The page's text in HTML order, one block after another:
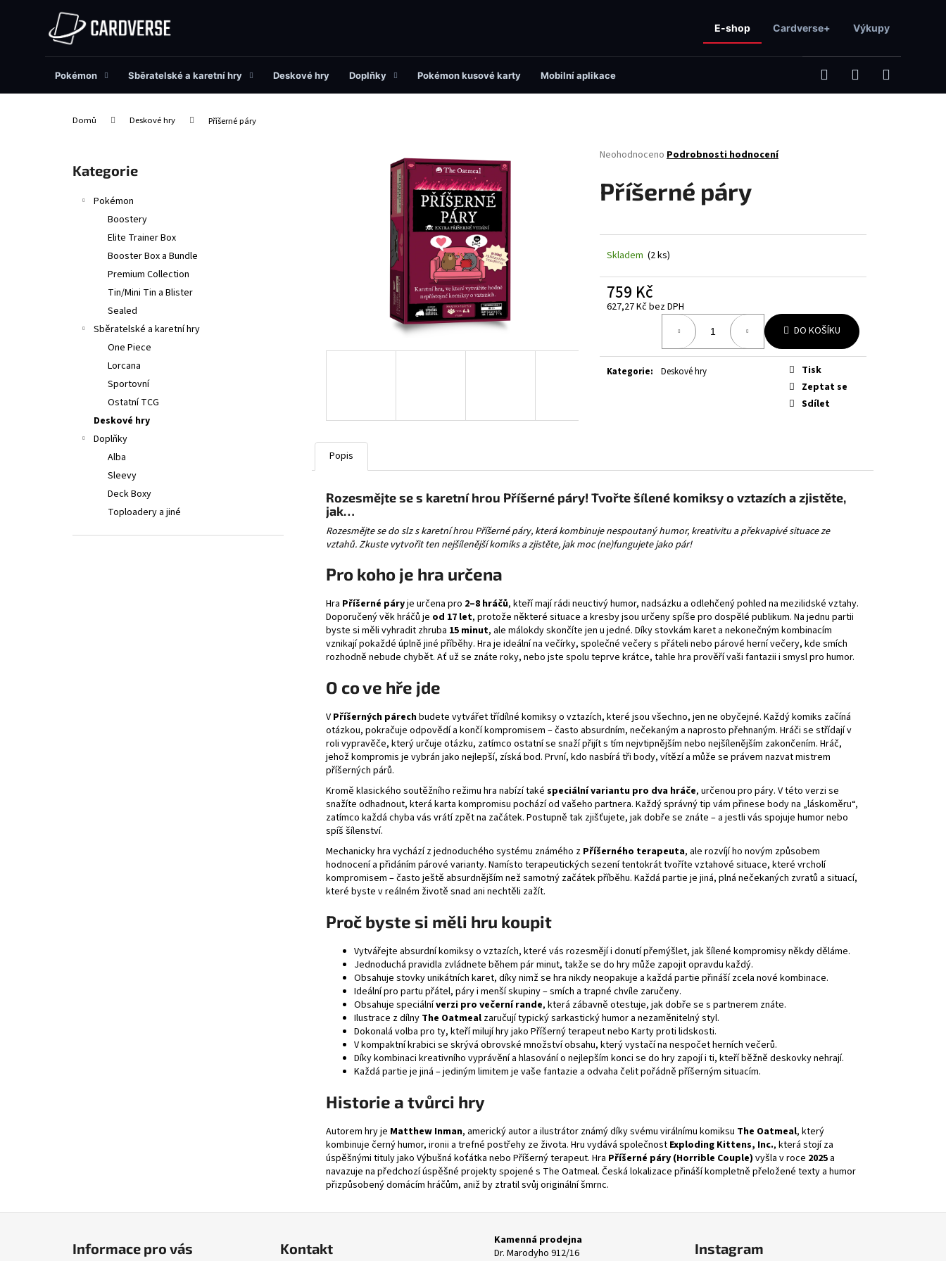
E-shop Cardverse+ Výkupy
Pokémon Sběratelské a karetní hry Deskové hry Doplňky Pokémon kusové karty Mobilní aplikace
Domů Deskové hry Příšerné páry
Přeskočit
kategorie
Kategorie
Pokémon
Boostery
Elite Trainer Box
Booster Box a Bundle
Premium Collection
Tin/Mini Tin a Blister
Sealed
Sběratelské a karetní hry
One Piece
Lorcana
Sportovní
Ostatní TCG
Deskové hry
Doplňky
Alba
Sleevy
Deck Boxy
Toploadery a jiné
Průměrné
produktu
je
5
hvězdiček.
Neohodnoceno Podrobnosti hodnocení
Příšerné páry
Skladem (2 ks)
759 Kč
627,27 Kč bez DPH
DO KOŠÍKU
Kategorie: Deskové hry
Tisk
Zeptat se
Sdílet
Popis
Rozesmějte se s karetní hrou Příšerné páry! Tvořte šílené komiksy o vztazích a zjistěte,
jak…
Rozesmějte se do slz s karetní hrou Příšerné páry, která kombinuje nespoutaný humor, kreativitu a překvapivé situace ze
vztahů. Zkuste vytvořit ten nejšílenější komiks a zjistěte, jak moc (ne)fungujete jako pár!
Pro koho je hra určena
Hra Příšerné páryje určena pro 2–8 hráčů, kteří mají rádi neuctivý humor, nadsázku a odlehčený pohled na mezilidské vztahy.
Doporučený věk hráčů je od 17 let, protože některé situace a kresby jsou určeny spíše pro dospělé publikum. Na jednu partii
byste si měli vyhradit zhruba 15 minut, ale málokdy skončíte jen u jedné. Díky stovkám karet a nekonečným kombinacím
vznikají pokaždé úplně jiné příběhy. Hra je ideální na večírky, společné večery s přáteli nebo párové herní večery, kde smích
rozhodně nebude chybět. Ať už se znáte roky, nebo jste spolu teprve krátce, tahle hra prověří vaši fantazii i smysl pro humor.
O co ve hře jde
V Příšerných párechbudete vytvářet třídílné komiksy o vztazích, které jsou všechno, jen ne obyčejné. Každý komiks začíná
otázkou, pokračuje odpovědí a končí kompromisem – často absurdním, nečekaným a naprosto přehnaným. Hráči se střídají v
roli vypravěče, který určuje otázku, zatímco ostatní se snaží přijít s tím nejvtipnějším nebo nejšílenějším zakončením. Hráč,
jehož kompromis je vybrán jako nejlepší, získá bod. První, kdo nasbírá tři body, vítězí a může se právem nazvat mistrem
příšerných párů.
Kromě klasického soutěžního režimu hra nabízí také speciální variantu pro dva hráče, určenou pro páry. V této verzi se
snažíte odhadnout, která karta kompromisu pochází od vašeho partnera. Každý správný tip vám přinese body na „láskoměru“,
zatímco každá chyba vás vrátí zpět na začátek. Postupně tak zjišťujete, jak dobře se znáte – a jestli vás spojuje humor nebo
spíš šílenství.
Mechanicky hra vychází z jednoduchého systému známého z Příšerného terapeuta, ale rozvíjí ho novým způsobem
hodnocení a přidáním párové varianty. Namísto terapeutických sezení tentokrát tvoříte vztahové situace, které vrcholí
kompromisem – často ještě absurdnějším než samotný začátek příběhu. Každá partie je jiná, plná nečekaných zvratů a situací,
které byste v reálném životě snad ani nechtěli zažít.
Proč byste si měli hru koupit
Vytvářejte absurdní komiksy o vztazích, které vás rozesmějí i donutí přemýšlet, jak šílené kompromisy někdy děláme.
Jednoduchá pravidla zvládnete během pár minut, takže se do hry může zapojit opravdu každý.
Obsahuje stovky unikátních karet, díky nimž se hra nikdy neopakuje a každá partie přináší zcela nové kombinace.
Ideální pro partu přátel, páry i menší skupiny – smích a trapné chvíle zaručeny.
Obsahuje speciálníverzi pro večerní rande, která zábavně otestuje, jak dobře se s partnerem znáte.
Ilustrace z dílny The Oatmeal zaručují typický sarkastický humor a nezaměnitelný styl.
Dokonalá volba pro ty, kteří milují hry jako Příšerný terapeut nebo Karty proti lidskosti.
V kompaktní krabici se skrývá obrovské množství obsahu, který vystačí na nespočet herních večerů.
Díky kombinaci kreativního vyprávění a hlasování o nejlepším konci se do hry zapojí i ti, kteří běžně deskovky nehrají.
Každá partie je jiná – jediným limitem je vaše fantazie a odvaha čelit pořádně příšerným situacím.
Historie a tvůrci hry
Autorem hry je Matthew Inman, americký autor a ilustrátor známý díky svému virálnímu komiksu The Oatmeal, který
kombinuje černý humor, ironii a trefné postřehy ze života. Hru vydává společnost Exploding Kittens, Inc., která stojí za
úspěšnými tituly jako Výbušná koťátka nebo Příšerný terapeut. Hra Příšerné páry (Horrible Couple) vyšla v roce 2025 a
navazuje na předchozí úspěšné projekty spojené s The Oatmeal. Česká lokalizace přináší kompletně přeložené texty a humor
přizpůsobený domácím hráčům, aniž by ztratil svůj originální šmrnc.
Zpět
obchodu
Zpět
obchodu
Co potřebujete najít?
Doporučujeme
Následující
LORCANA: ATTACK OF THE VINE! BOOSTER
199 Kč
ASCENDED HEROES MEGA
FERALIGATR/MEGANIUM/EMBOAR EX BOX
1 299 Kč
POKÉMON TCG: JOURNEY TOGETHER
149 Kč
Informace pro vás Kontakt
Kamenná prodejna
Dr. Marodyho 912/16
Instagram